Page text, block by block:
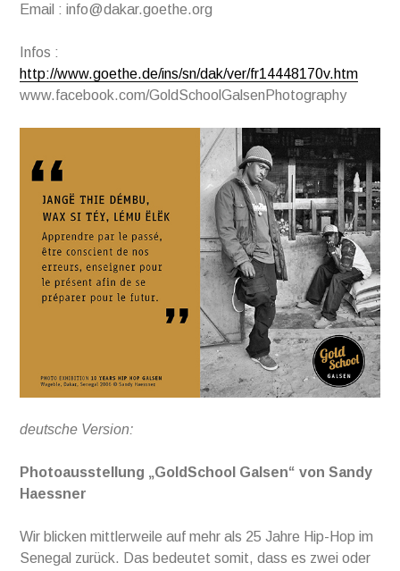
Email : info@dakar.goethe.org
Infos :
http://www.goethe.de/ins/sn/dak/ver/fr14448170v.htm
www.facebook.com/GoldSchoolGalsenPhotography
deutsche Version:
Photoausstellung „GoldSchool Galsen“ von Sandy
Haessner
Wir blicken mittlerweile auf mehr als 25 Jahre Hip-Hop im
Senegal zurück. Das bedeutet somit, dass es zwei oder